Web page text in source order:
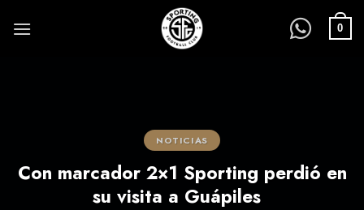
0
NOTICIAS
Con marcador 2×1 Sporting perdió en
su visita a Guápiles